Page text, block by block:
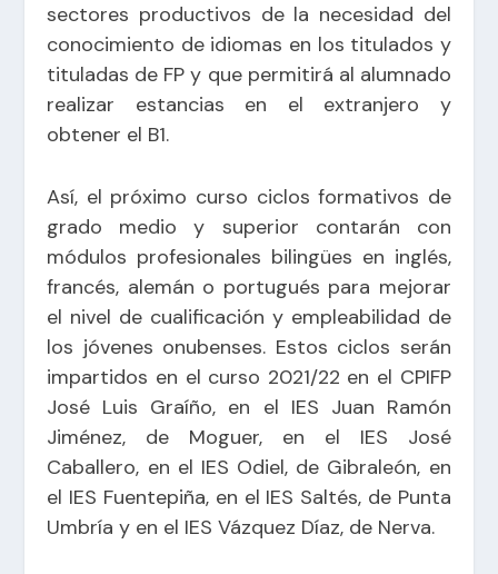
sectores productivos de la necesidad del
conocimiento de idiomas en los titulados y
tituladas de FP y que permitirá al alumnado
realizar estancias en el extranjero y
obtener el B1.
Así, el próximo curso ciclos formativos de
grado medio y superior contarán con
módulos profesionales bilingües en inglés,
francés, alemán o portugués para mejorar
el nivel de cualificación y empleabilidad de
los jóvenes onubenses. Estos ciclos serán
impartidos en el curso 2021/22 en el CPIFP
José Luis Graíño, en el IES Juan Ramón
Jiménez, de Moguer, en el IES José
Caballero, en el IES Odiel, de Gibraleón, en
el IES Fuentepiña, en el IES Saltés, de Punta
Umbría y en el IES Vázquez Díaz, de Nerva.